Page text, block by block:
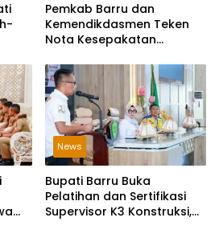
Pemkab Barru dan
Kemendikdasmen Teken
Nota Kesepakatan
Indonesia dan Bahasa
Daerah
News
Bupati Barru Buka
Pelatihan dan Sertifikasi
Supervisor K3 Konstruksi,